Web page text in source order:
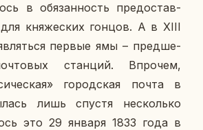
в обя­зан­ность предо­став­
кня­же­ских гонцов. А в XIII
первые ямы – пред­ше­
стан­ций. Впро­чем,
го­род­ская почта в
лишь спустя несколь­ко
это 29 января 1833 года в